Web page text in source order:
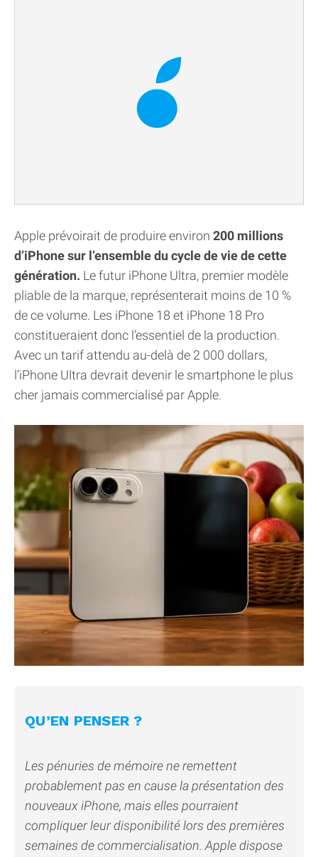
Apple prévoirait de produire environ 200 millions
d’iPhone sur l’ensemble du cycle de vie de cette
génération. Le futur iPhone Ultra, premier modèle
pliable de la marque, représenterait moins de 10 %
de ce volume. Les iPhone 18 et iPhone 18 Pro
constitueraient donc l’essentiel de la production.
Avec un tarif attendu au-delà de 2 000 dollars,
l’iPhone Ultra devrait devenir le smartphone le plus
cher jamais commercialisé par Apple.
QU’EN PENSER ?
Les pénuries de mémoire ne remettent
probablement pas en cause la présentation des
nouveaux iPhone, mais elles pourraient
compliquer leur disponibilité lors des premières
semaines de commercialisation. Apple dispose